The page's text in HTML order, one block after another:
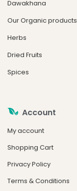
Dawakhana
Our Organic products
Herbs
Dried Fruits
Spices
Account
My account
Shopping Cart
Privacy Policy
Terms & Conditions